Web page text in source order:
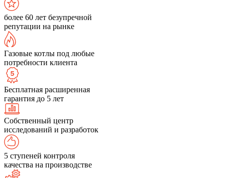
более 60 лет безупречной
репутации на рынке
Газовые котлы под любые
потребности клиента
Бесплатная расширенная
гарантия до 5 лет
Собственный центр
исследований и разработок
5 ступеней контроля
качества на производстве